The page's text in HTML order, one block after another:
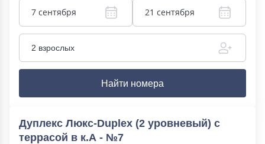
7 сентября 21 сентября
2 взрослых
Найти номера
Дуплекс Люкс-Duplex (2 уровневый) с
террасой в к.А - №7